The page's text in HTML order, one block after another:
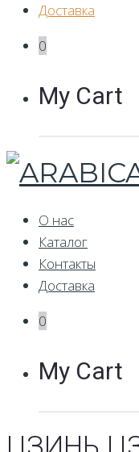
Доставка
0
My Cart
О нас
Каталог
Контакты
Доставка
0
My Cart